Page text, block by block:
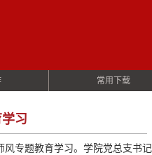
常用下载
习
专题教育学习。学院党总支书